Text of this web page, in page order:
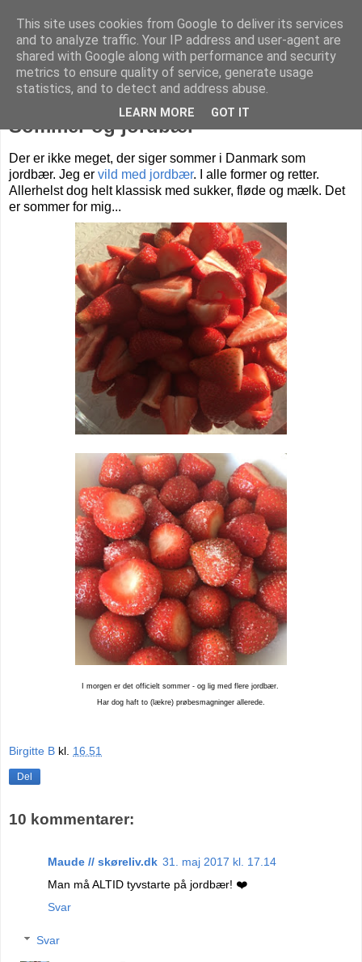
Livet på Vestegnen
Sommer og jordbær
Der er ikke meget, der siger sommer i Danmark som
jordbær. Jeg er vild med jordbær. I alle former og retter.
Allerhelst dog helt klassisk med sukker, fløde og mælk. Det
er sommer for mig...
I morgen er det officielt sommer - og lig med flere jordbær.
Har dog haft to (lækre) prøbesmagninger allerede.
Birgitte B kl. 16.51
Del
10 kommentarer:
Maude // skøreliv.dk 31. maj 2017 kl. 17.14
Man må ALTID tyvstarte på jordbær! ❤️
Svar
Svar
This site uses cookies from Google to deliver its services
and to analyze traffic. Your IP address and user-agent are
shared with Google along with performance and security
metrics to ensure quality of service, generate usage
statistics, and to detect and address abuse.
LEARN MORE GOT IT